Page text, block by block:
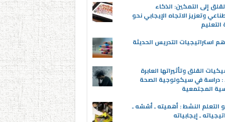
إلى التمكين: الذكاء
وتعزيز الاتجاه الإيجابي نحو
استراتيجيات التدريس الحديثة
القلق وتأثيراتها العابرة
: دراسة في سيكولوجية الصحة
المجتمعية
التعلم النشط : أهميته ـ أسُسُه ـ
ـ إيجابياته